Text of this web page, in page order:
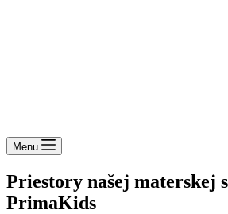
Menu
Priestory našej materskej
PrimaKids